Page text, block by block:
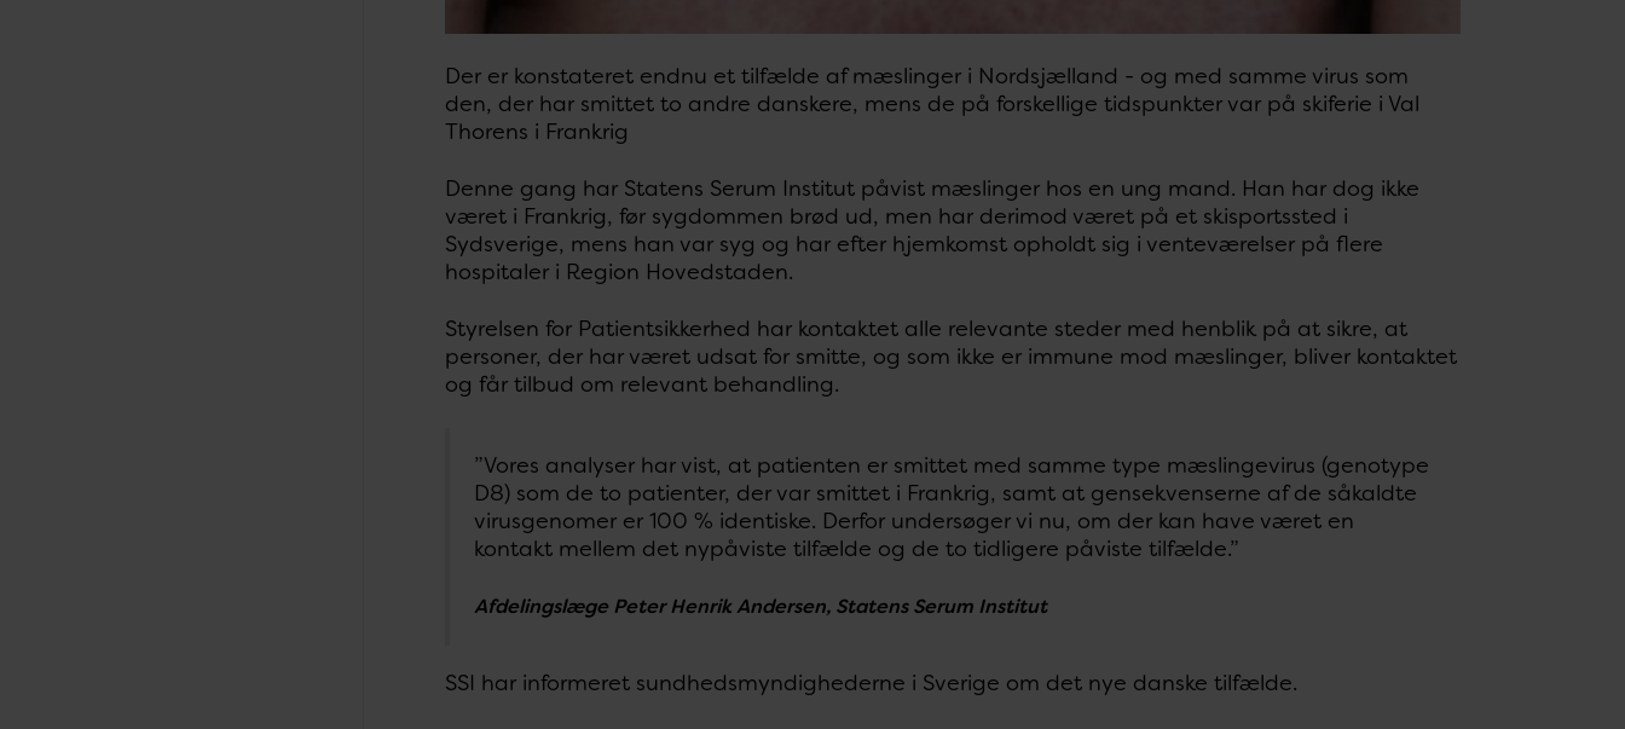
Der er konstateret endnu et tilfælde af mæslinger i Nordsjælland - og med samme virus som
den, der har smittet to andre danskere, mens de på forskellige tidspunkter var på skiferie i Val
Thorens i Frankrig
Denne gang har Statens Serum Institut påvist mæslinger hos en ung mand. Han har dog ikke
været i Frankrig, før sygdommen brød ud, men har derimod været på et skisportssted i
Sydsverige, mens han var syg og har efter hjemkomst opholdt sig i venteværelser på flere
hospitaler i Region Hovedstaden.
Styrelsen for Patientsikkerhed har kontaktet alle relevante steder med henblik på at sikre, at
personer, der har været udsat for smitte, og som ikke er immune mod mæslinger, bliver kontaktet
og får tilbud om relevant behandling.
”Vores analyser har vist, at patienten er smittet med samme type mæslingevirus (genotype
D8) som de to patienter, der var smittet i Frankrig, samt at gensekvenserne af de såkaldte
virusgenomer er 100 % identiske. Derfor undersøger vi nu, om der kan have været en
kontakt mellem det nypåviste tilfælde og de to tidligere påviste tilfælde.”
Afdelingslæge Peter Henrik Andersen, Statens Serum Institut
SSI har informeret sundhedsmyndighederne i Sverige om det nye danske tilfælde.